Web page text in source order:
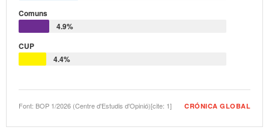
Comuns
4.9%
CUP
4.4%
Font: BOP 1/2026 (Centre d'Estudis d'Opinió)[cite: 1] CRÓNICA GLOBAL